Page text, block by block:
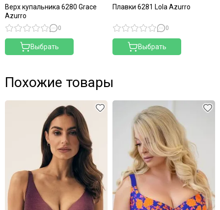
Верх купальника 6280 Grace
Azurro
0
Выбрать
Плавки 6281 Lola Azurro
0
Выбрать
Похожие товары